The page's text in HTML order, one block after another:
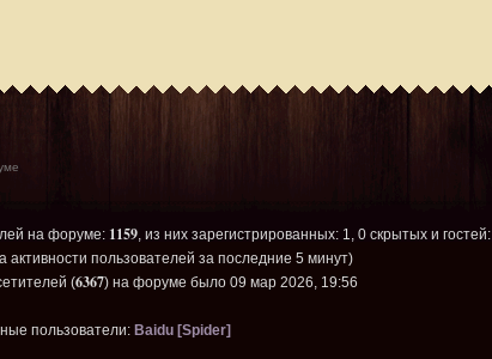
на форуме: 1159, из них зарегистрированных: 1, 0 скрытых и гостей:
активности пользователей за последние 5 минут)
(6367) на форуме было 09 мар 2026, 19:56
пользователи: Baidu [Spider]